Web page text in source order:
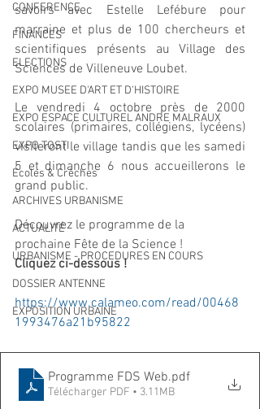
CONFERENCE
FINANCES
ELECTIONS
EXPO MUSEE D'ART ET D'HISTOIRE
EXPO ESPACE CULTUREL ANDRE MALRAUX
EXPO TOSTI
Écoles & Crèches
ARCHIVES URBANISME
ACTUALITÉ
URBANISME - PROCEDURES EN COURS
DOSSIER ANTENNE
EXPOSITION URBAINE
savoirs avec Estelle Lefébure pour
marraine et plus de 100 chercheurs et
scientifiques présents au Village des
Sciences de Villeneuve Loubet.
Le vendredi 4 octobre près de 2000
scolaires (primaires, collégiens, lycéens)
visiteront le village tandis que les samedi
5 et dimanche 6 nous accueillerons le
grand public.
Découvrez le programme de la
prochaine Fête de la Science !
Cliquez ci-dessous !
https://www.calameo.com/read/00468
1993476a21b95822
Programme FDS Web.pdf
Télécharger PDF • 3.11MB